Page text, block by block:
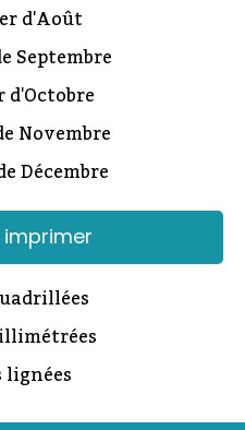
d'Août
Septembre
Novembre
Décembre
imprimer